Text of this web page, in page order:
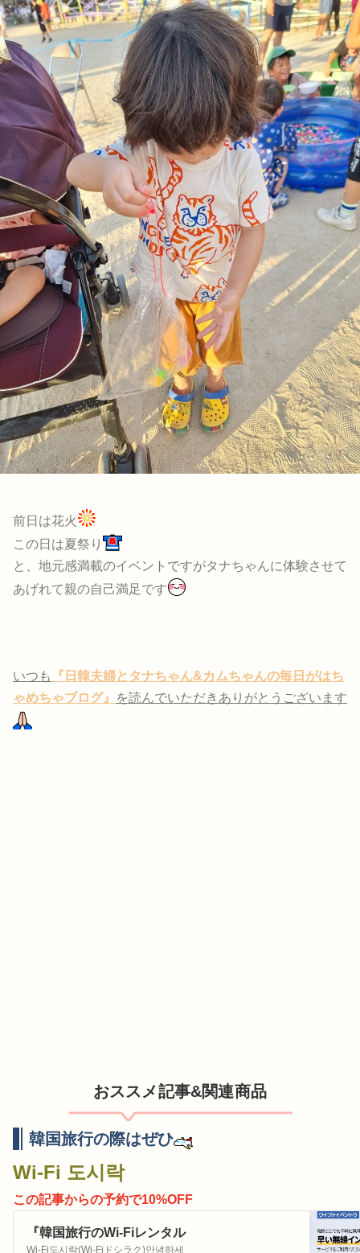
前日は花火
この日は夏祭り
と、地元感満載のイベントですがタナちゃんに体験させて
あげれて親の自己満足です
いつも
『日韓夫婦とタナちゃん&カムちゃんの毎日がはち
ゃめちゃブログ』
を読んでいただきありがとうございます
おススメ記事&関連商品
韓国旅行の際はぜひ
Wi-Fi 도시락
この記事からの予約で10%OFF
『韓国旅行のWi-Fiレンタル
の定番と言えばココ！！』
Wi-Fi도시락(Wi-Fiドシラク)안녕하세